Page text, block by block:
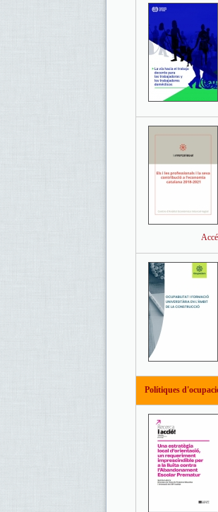
Polítiques